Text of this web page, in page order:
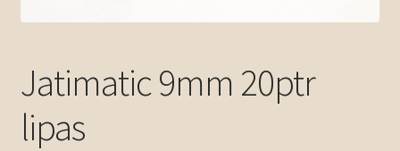
Jatimatic 9mm 20ptr
lipas